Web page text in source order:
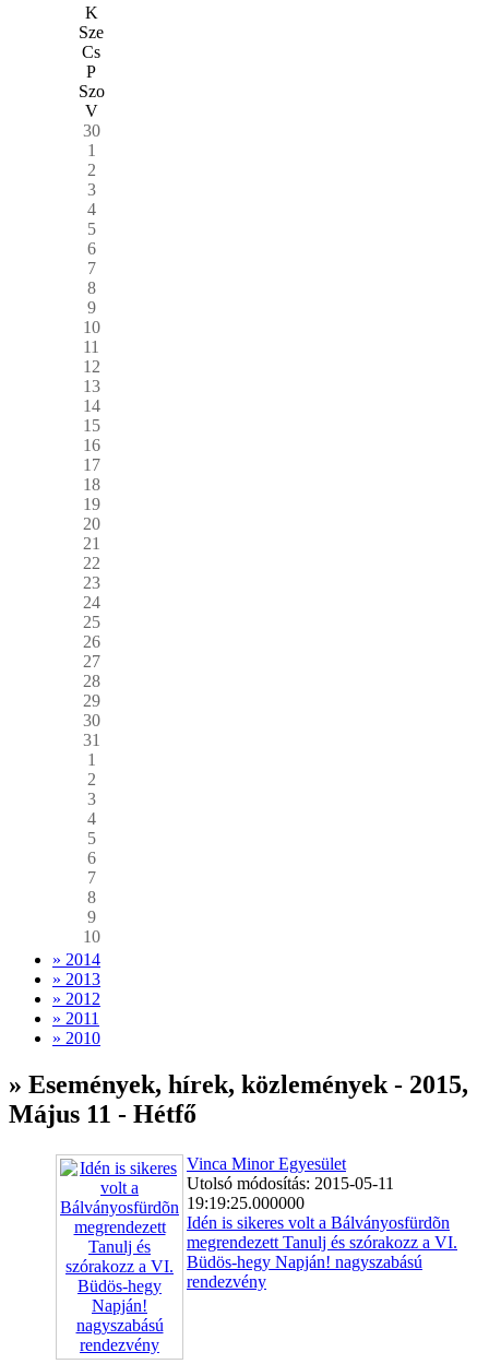
K
Sze
Cs
P
Szo
V
30
1
2
3
4
5
6
7
8
9
10
11
12
13
14
15
16
17
18
19
20
21
22
23
24
25
26
27
28
29
30
31
1
2
3
4
5
6
7
8
9
10
» 2014
» 2013
» 2012
» 2011
» 2010
» Események, hírek, közlemények - 2015,
Május 11 - Hétfő
Vinca Minor Egyesület
Utolsó módosítás: 2015-05-11
19:19:25.000000
Idén is sikeres volt a Bálványosfürdõn
megrendezett Tanulj és szórakozz a VI.
Büdös-hegy Napján! nagyszabású
rendezvény